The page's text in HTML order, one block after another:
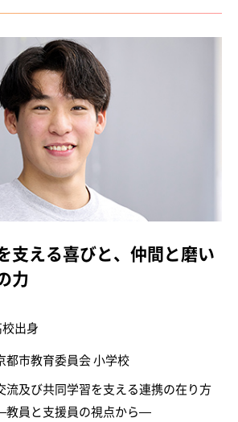
支える喜びと、仲間と磨い
力
出身
都市教育委員会 小学校
流及び共同学習を支える連携の在り方
員と支援員の視点から―